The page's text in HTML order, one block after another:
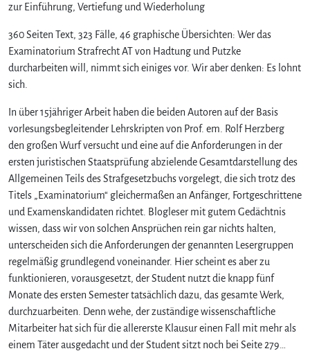
zur Einführung, Vertiefung und Wiederholung
360 Seiten Text, 323 Fälle, 46 graphische Übersichten: Wer das
Examinatorium Strafrecht AT von Hadtung und Putzke
durcharbeiten will, nimmt sich einiges vor. Wir aber denken: Es lohnt
sich.
In über 15jähriger Arbeit haben die beiden Autoren auf der Basis
vorlesungsbegleitender Lehrskripten von Prof. em. Rolf Herzberg
den großen Wurf versucht und eine auf die Anforderungen in der
ersten juristischen Staatsprüfung abzielende Gesamtdarstellung des
Allgemeinen Teils des Strafgesetzbuchs vorgelegt, die sich trotz des
Titels „Examinatorium“ gleichermaßen an Anfänger, Fortgeschrittene
und Examenskandidaten richtet. Blogleser mit gutem Gedächtnis
wissen, dass wir von solchen Ansprüchen rein gar nichts halten,
unterscheiden sich die Anforderungen der genannten Lesergruppen
regelmäßig grundlegend voneinander. Hier scheint es aber zu
funktionieren, vorausgesetzt, der Student nutzt die knapp fünf
Monate des ersten Semester tatsächlich dazu, das gesamte Werk,
durchzuarbeiten. Denn wehe, der zuständige wissenschaftliche
Mitarbeiter hat sich für die allererste Klausur einen Fall mit mehr als
einem Täter ausgedacht und der Student sitzt noch bei Seite 279…